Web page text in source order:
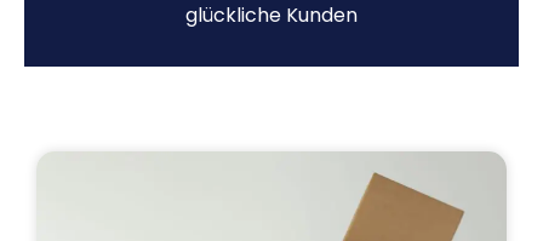
glückliche Kunden